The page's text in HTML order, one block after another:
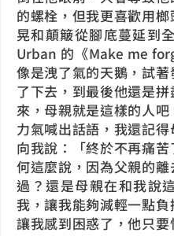
的螺栓，但我更喜歡用
晃和顛簸從腳底蔓延到
Urban 的《Make me
像是洩了氣的天鵝，試
了下去，到最後他還是
來，母親就是這樣的人
力氣喊出話語，我還記
向我說：「終於不再痛
何這麼說，因為父親的
過？還是母親在和我說
我，讓我能夠減輕一點
讓我感到困惑了，他只